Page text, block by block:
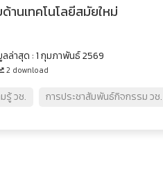
านเทคโนโลยีสมัยใหม่
ล่าสุด : 1 กุมภาพันธ์ 2569
2 download
รู้ วช. การประชาสัมพันธ์กิจกรรม วช.